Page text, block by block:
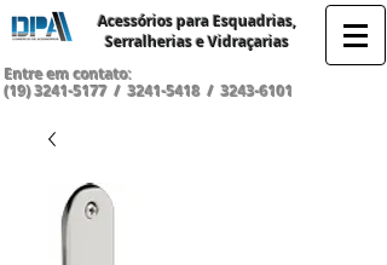
Acessórios para Esquadrias,
Serralherias e Vidraçarias
Entre em contato:
(19) 3241-5177 /3241-5418 /3243-6101